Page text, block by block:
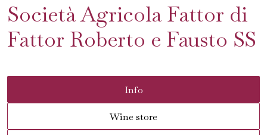
Società Agricola Fattor di
Fattor Roberto e Fausto SS
Info
Wine store